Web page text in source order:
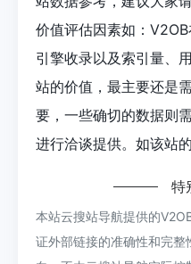
价值评估因素如：
引擎收录以及索引量、
站的价值，最主要还是
要，一些确切的数据则
进行洽谈提供。如该站
特
本站云搜站导航提供的
证外部链接的准确性和完